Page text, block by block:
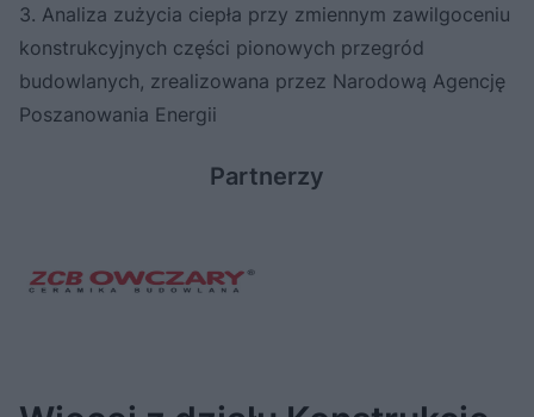
3. Analiza zużycia ciepła przy zmiennym zawilgoceniu
konstrukcyjnych części pionowych przegród
budowlanych, zrealizowana przez Narodową Agencję
Poszanowania Energii
Partnerzy